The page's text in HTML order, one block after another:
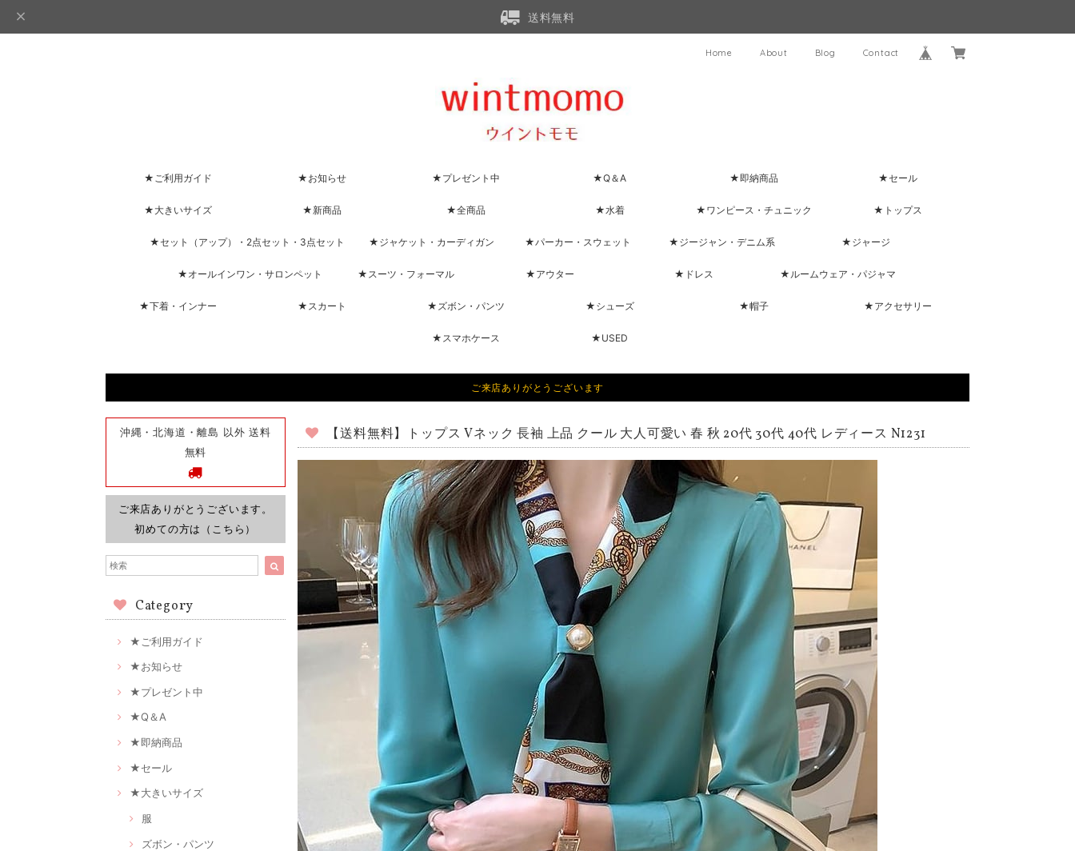
送料無料
Home About Blog Contact
★ご利用ガイド ★お知らせ ★プレゼント中 ★Q＆A ★即納商品 ★セール
★大きいサイズ ★新商品 ★全商品 ★水着 ★ワンピース・チュニック ★トップス
★セット（アップ）・2点セット・3点セット ★ジャケット・カーディガン ★パーカー・スウェット ★ジージャン・デニム系 ★ジャージ
★オールインワン・サロンペット ★スーツ・フォーマル ★アウター ★ドレス ★ルームウェア・パジャマ
★下着・インナー ★スカート ★ズボン・パンツ ★シューズ ★帽子 ★アクセサリー
★スマホケース ★USED
ご来店ありがとうございます
沖縄・北海道・離島 以外 送料
無料
ご来店ありがとうございます。
初めての方は（こちら）
Category
★ご利用ガイド
★お知らせ
★プレゼント中
★Q＆A
★即納商品
★セール
★大きいサイズ
服
ズボン・パンツ
【送料無料】トップス Vネック 長袖 上品 クール 大人可愛い 春 秋 20代 30代 40代 レディース N1231